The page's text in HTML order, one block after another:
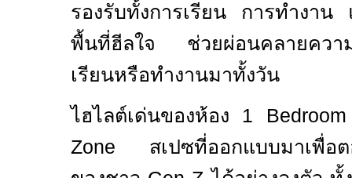
รองรับทั้งการเรียน การทำงาน
พื้นที่ฮีลใจ ช่วยผ่อนคลายความ
เรียนหรือทำงานมาทั้งวัน
ไฮไลต์เด่นของห้อง 1
Zone สเปซที่ออกแบบมาเพื่อ